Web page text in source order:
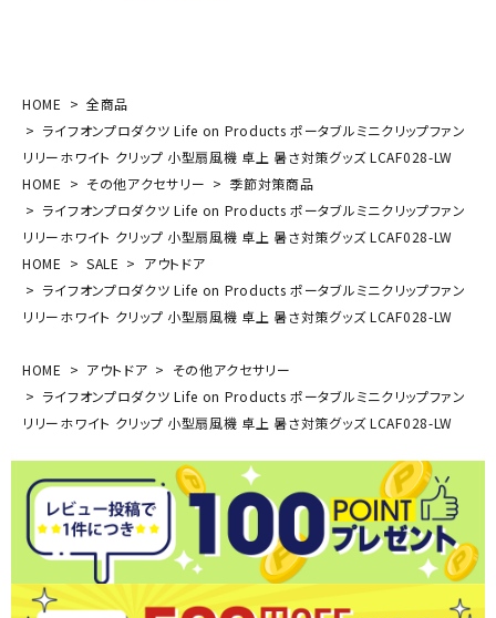
HOME
全商品
ライフオンプロダクツ Life on Products ポータブルミニクリップファン
リリーホワイト クリップ 小型扇風機 卓上 暑さ対策グッズ LCAF028-LW
HOME
その他アクセサリー
季節対策商品
ライフオンプロダクツ Life on Products ポータブルミニクリップファン
リリーホワイト クリップ 小型扇風機 卓上 暑さ対策グッズ LCAF028-LW
HOME
SALE
アウトドア
ライフオンプロダクツ Life on Products ポータブルミニクリップファン
リリーホワイト クリップ 小型扇風機 卓上 暑さ対策グッズ LCAF028-LW
HOME アウトドア
その他アクセサリー
ライフオンプロダクツ Life on Products ポータブルミニクリップファン
リリーホワイト クリップ 小型扇風機 卓上 暑さ対策グッズ LCAF028-LW